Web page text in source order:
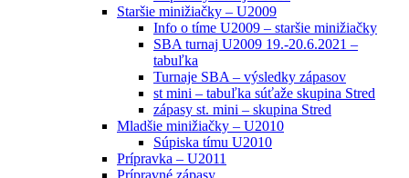
Staršie minižiačky – U2009
Info o tíme U2009 – staršie minižiačky
SBA turnaj U2009 19.-20.6.2021 –
tabuľka
Turnaje SBA – výsledky zápasov
st mini – tabuľka súťaže skupina Stred
zápasy st. mini – skupina Stred
Mladšie minižiačky – U2010
Súpiska tímu U2010
Prípravka – U2011
Prípravné zápasy